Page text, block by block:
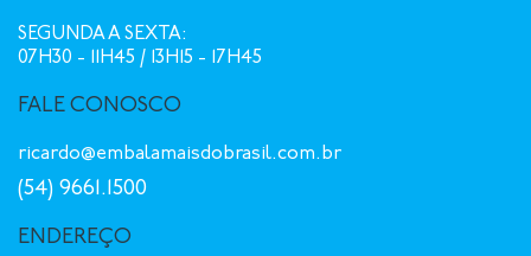
SEGUNDA A SEXTA:
07H30 - 11H45 / 13H15 - 17H45
FALE CONOSCO
ricardo@embalamaisdobrasil.com.br
(54) 9661.1500
ENDEREÇO